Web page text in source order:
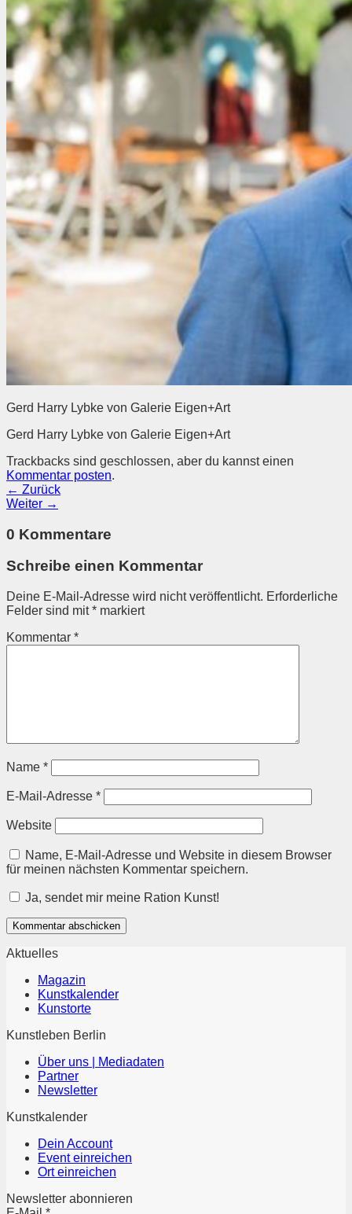
Suchen nach:
Gerd Harry Lybke von Galerie Eigen+Art
Gerd Harry Lybke von Galerie Eigen+Art
Trackbacks sind geschlossen, aber du kannst einen
Kommentar posten.
← Zurück
Weiter →
0 Kommentare
Schreibe einen Kommentar
Deine E-Mail-Adresse wird nicht veröffentlicht. Erforderliche
Felder sind mit* markiert
Kommentar *
Name *
E-Mail-Adresse *
Website
Name, E-Mail-Adresse und Website in diesem Browser
für meinen nächsten Kommentar speichern.
Ja, sendet mir meine Ration Kunst!
Aktuelles
Magazin
Kunstkalender
Kunstorte
Kunstleben Berlin
Über uns | Mediadaten
Partner
Newsletter
Kunstkalender
Dein Account
Event einreichen
Ort einreichen
Newsletter abonnieren